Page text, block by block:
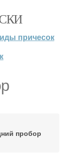
причесок
пробор